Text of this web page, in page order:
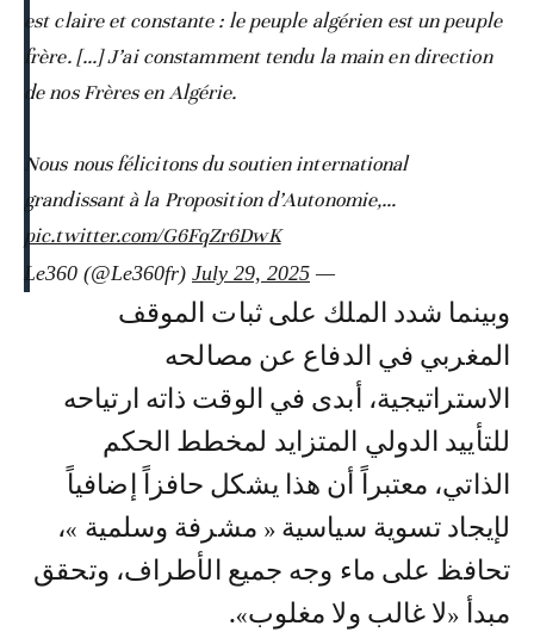
est claire et constante : le peuple algérien est un peuple
frère. [...] J’ai constamment tendu la main en direction
de nos Frères en Algérie.
Nous nous félicitons du soutien international
grandissant à la Proposition d’Autonomie,…
pic.twitter.com/G6FqZr6DwK
— Le360 (@Le360fr)
July 29, 2025
وبينما شدد الملك على ثبات الموقف
المغربي في الدفاع عن مصالحه
الاستراتيجية، أبدى في الوقت ذاته ارتياحه
للتأييد الدولي المتزايد لمخطط الحكم
الذاتي، معتبراً أن هذا يشكل حافزاً إضافياً
لإيجاد تسوية سياسية « مشرفة وسلمية »،
تحافظ على ماء وجه جميع الأطراف، وتحقق
مبدأ «لا غالب ولا مغلوب».